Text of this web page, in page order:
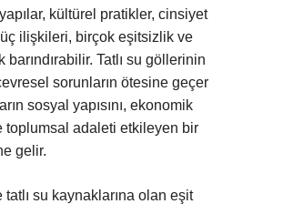
kültürel pratikler, cinsiyet
ilişkileri, birçok eşitsizlik ve
barındırabilir. Tatlı su göllerinin
sorunların ötesine geçer
sosyal yapısını, ekonomik
toplumsal adaleti etkileyen bir
gelir.
tatlı su kaynaklarına olan eşit